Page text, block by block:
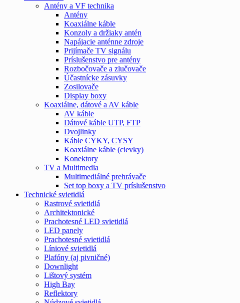
Antény a VF technika
Antény
Koaxiálne káble
Konzoly a držiaky antén
Napájacie anténne zdroje
Prijímače TV signálu
Príslušenstvo pre antény
Rozbočovače a zlučovače
Účastnícke zásuvky
Zosilovače
Display boxy
Koaxiálne, dátové a AV káble
AV káble
Dátové káble UTP, FTP
Dvojlinky
Káble CYKY, CYSY
Koaxiálne káble (cievky)
Konektory
TV a Multimedia
Multimediálné prehrávače
Set top boxy a TV príslušenstvo
Technické svietidlá
Rastrové svietidlá
Architektonické
Prachotesné LED svietidlá
LED panely
Prachotesné svietidlá
Líniové svietidlá
Plafóny (aj pivničné)
Downlight
Lištový systém
High Bay
Reflektory